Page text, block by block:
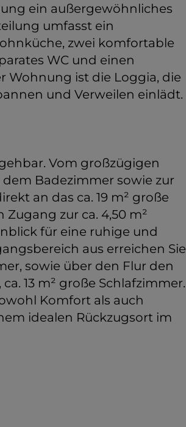
ein außergewöhnliches
umfasst ein
zwei komfortable
WC und einen
Wohnung ist die Loggia, die
und Verweilen einlädt.
Vom großzügigen
Badezimmer sowie zur
an das ca. 19 m² große
zur ca. 4,50 m²
für eine ruhige und
aus erreichen Sie
sowie über den Flur den
13 m² große Schlafzimmer.
Komfort als auch
idealen Rückzugsort im